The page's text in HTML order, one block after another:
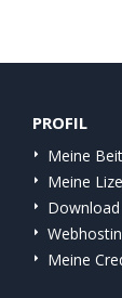
PROFIL
Meine
Meine
Download
Meine